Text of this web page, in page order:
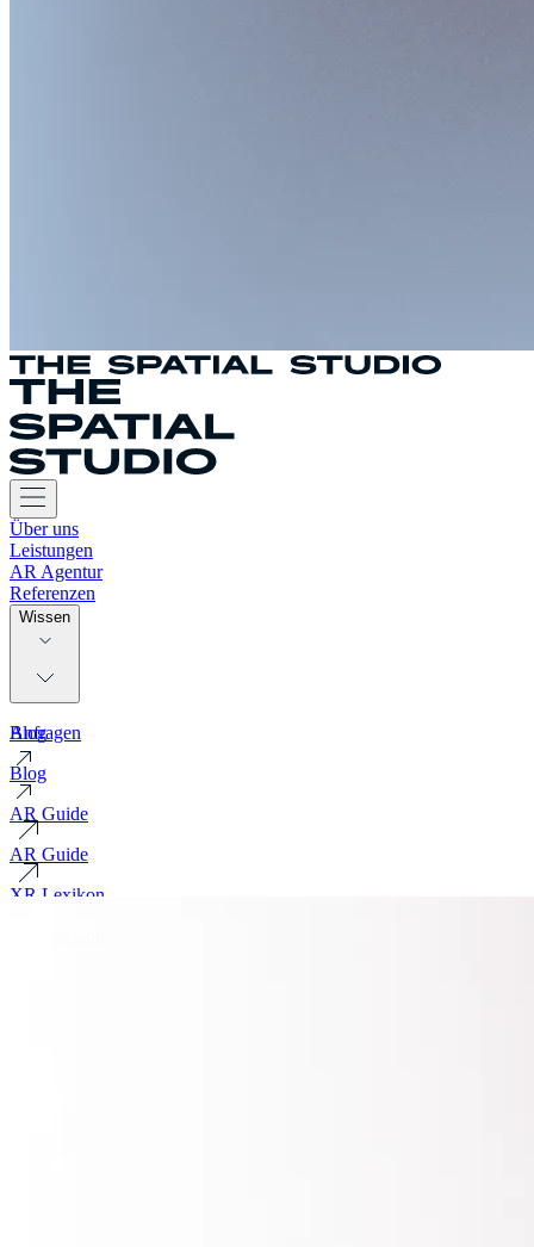
Über uns
Leistungen
AR Agentur
Referenzen
Wissen
Blog
Blog
AR Guide
AR Guide
XR Lexikon
Anfragen